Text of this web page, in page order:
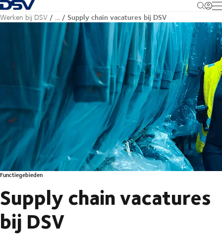
Terug naar startpagina
Werken bij DSV … Supply chain vacatures bij DSV
Functiegebieden
Supply chain vacatures
bij DSV